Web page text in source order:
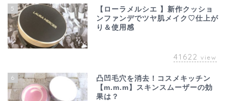
5
【ローラメルシエ 】新作クッショ
ンファンデでツヤ肌メイク♡仕上が
り＆使用感
41622 view
6
凸凹毛穴を消去！コスメキッチン
【m.m.m】スキンスムーザーの効
果は？